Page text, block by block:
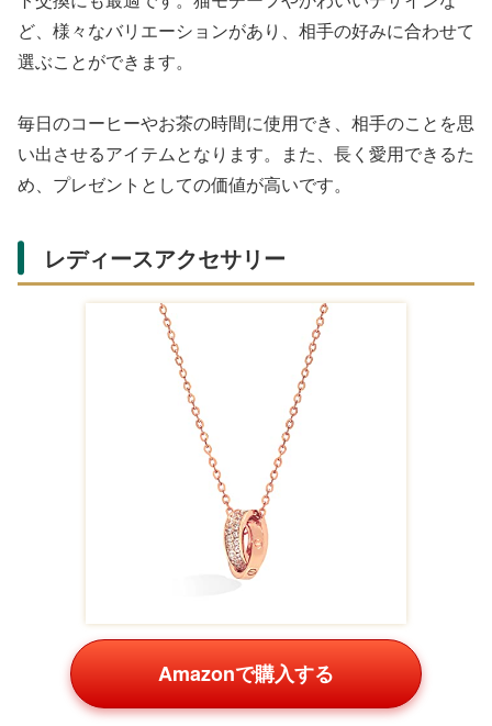
ココアなど、複数種類が入ったセットが3000円の予算で
選べます。
このようなセットは、オフィスでの休憩時間や、自宅での
リラックスタイムに活躍します。また、個包装されている
ため、保存も簡単で、長期間楽しむことができるのも利点
アクセサリー・小物系のプレゼン
毎日身に付けるアクセサリーや小物も、プレゼントとして
喜ばれるアイテムです。3000円の予算で、質の良いもの
を選ぶことができます。